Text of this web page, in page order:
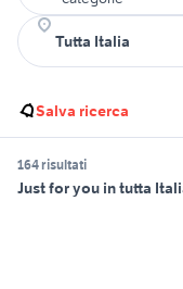
Salva ricerca
164 risultati
Just for you in tutta